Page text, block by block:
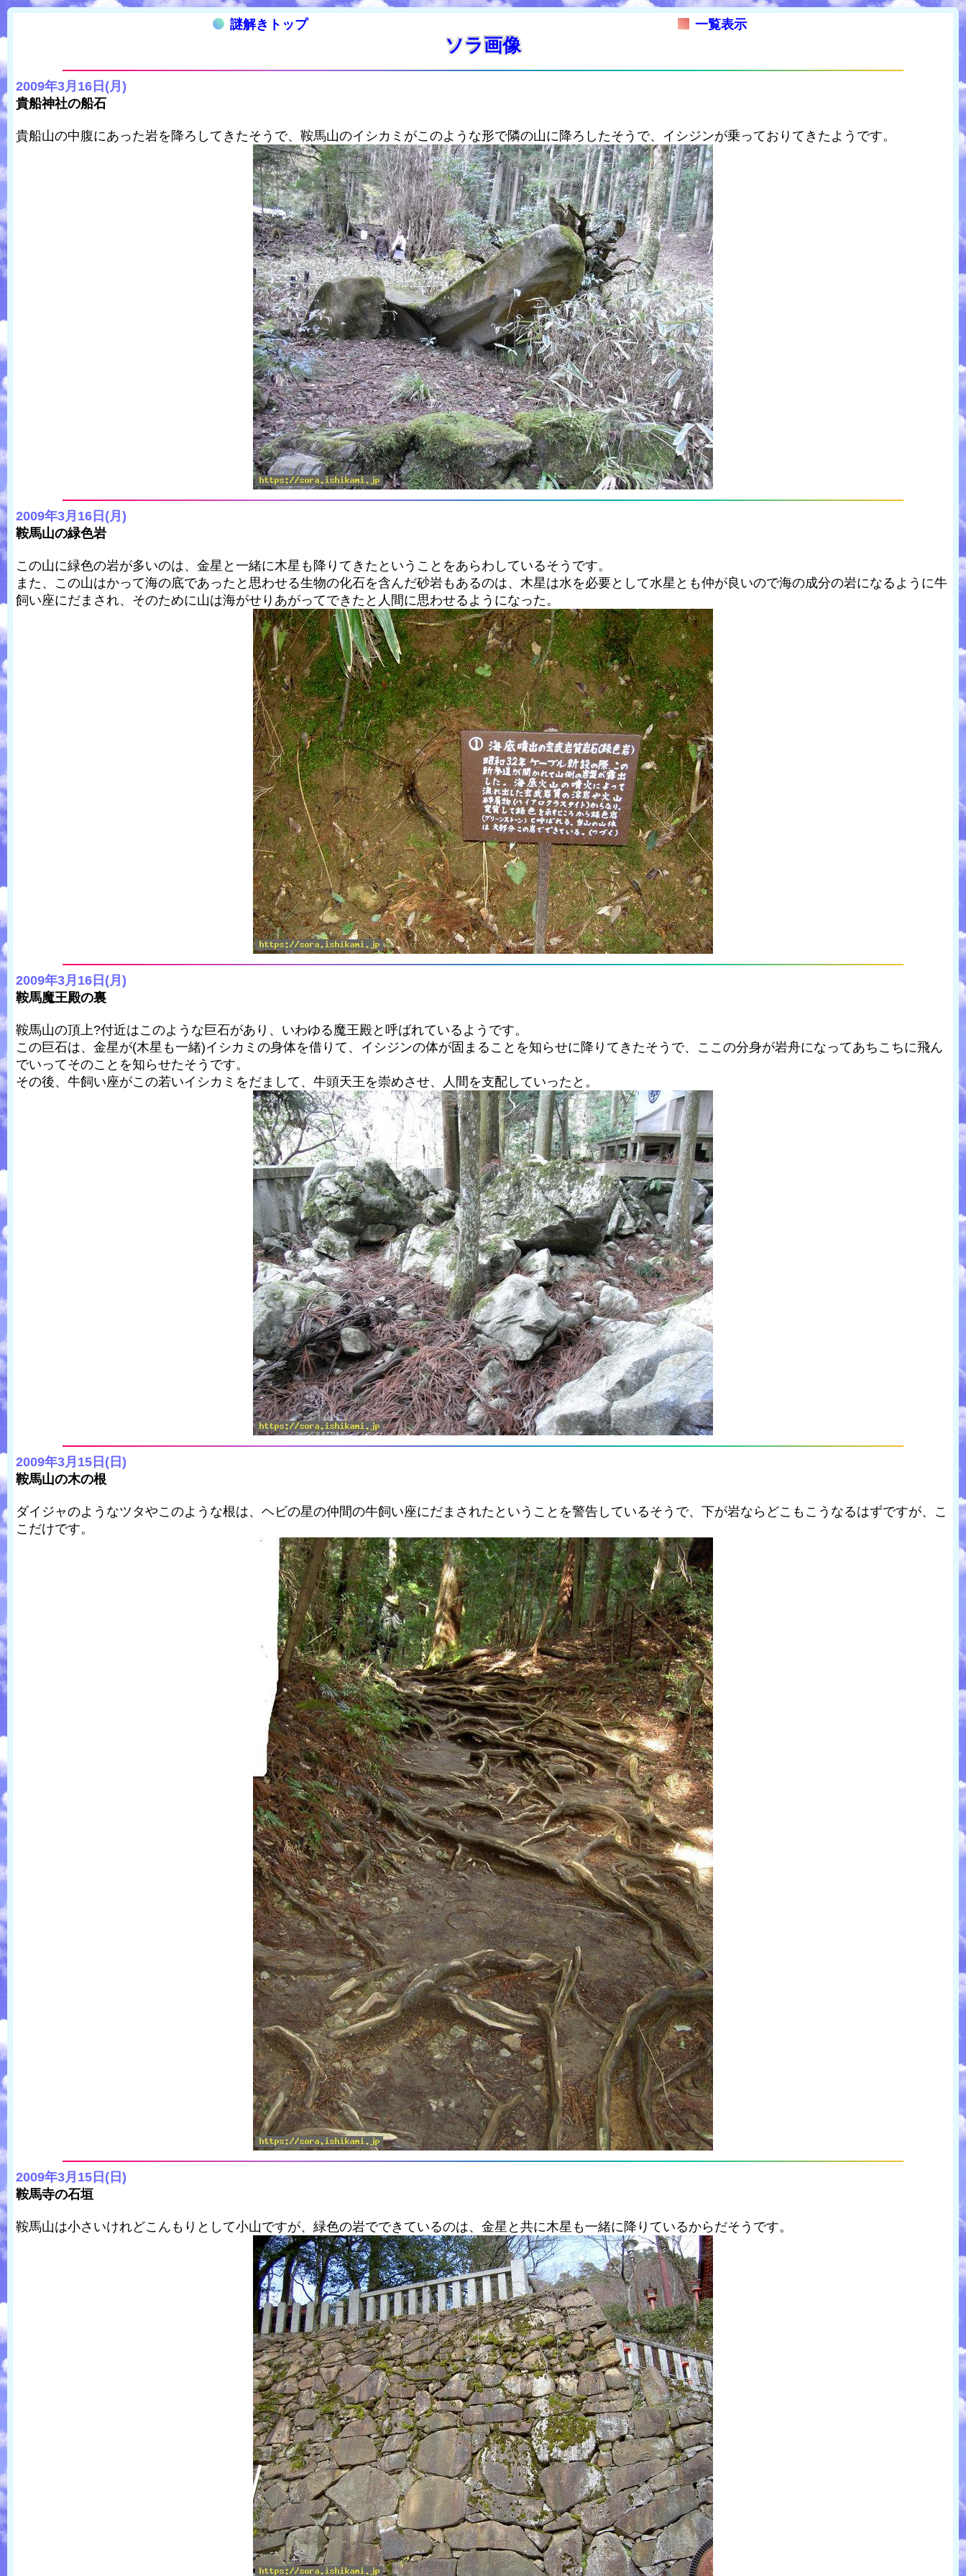
謎解きトップ 一覧表示
ソラ画像
2009年3月16日(月)
貴船神社の船石
貴船山の中腹にあった岩を降ろしてきたそうで、鞍馬山のイシカミがこのような形で隣の山に降ろしたそうで、イシジンが乗っておりてきたようです。
2009年3月16日(月)
鞍馬山の緑色岩
この山に緑色の岩が多いのは、金星と一緒に木星も降りてきたということをあらわしているそうです。
また、この山はかって海の底であったと思わせる生物の化石を含んだ砂岩もあるのは、木星は水を必要として水星とも仲が良いので海の成分の岩になるように牛
飼い座にだまされ、そのために山は海がせりあがってできたと人間に思わせるようになった。
2009年3月16日(月)
鞍馬魔王殿の裏
鞍馬山の頂上?付近はこのような巨石があり、いわゆる魔王殿と呼ばれているようです。
この巨石は、金星が(木星も一緒)イシカミの身体を借りて、イシジンの体が固まることを知らせに降りてきたそうで、ここの分身が岩舟になってあちこちに飛ん
でいってそのことを知らせたそうです。
その後、牛飼い座がこの若いイシカミをだまして、牛頭天王を崇めさせ、人間を支配していったと。
2009年3月15日(日)
鞍馬山の木の根
ダイジャのようなツタやこのような根は、ヘビの星の仲間の牛飼い座にだまされたということを警告しているそうで、下が岩ならどこもこうなるはずですが、こ
こだけです。
2009年3月15日(日)
鞍馬寺の石垣
鞍馬山は小さいけれどこんもりとして小山ですが、緑色の岩でできているのは、金星と共に木星も一緒に降りているからだそうです。